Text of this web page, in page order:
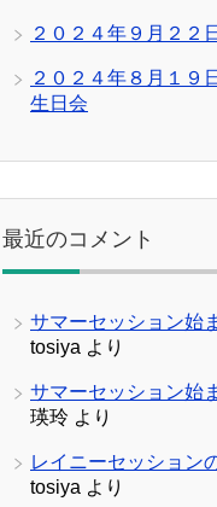
２０２４年９月２２
２０２４年８月１９
生日会
最近のコメント
サマーセッション始
tosiya より
サマーセッション始
瑛玲 より
レイニーセッション
tosiya より